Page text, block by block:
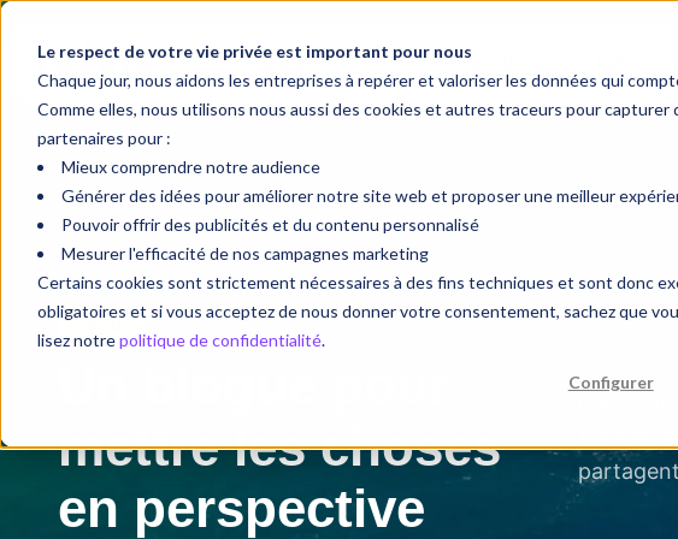
Le respect de votre vie privée est important pour nous
Chaque jour, nous aidons les entreprises à repérer et valoriser les données qui
Comme elles, nous utilisons nous aussi des cookies et autres traceurs pour
partenaires pour :
Mieux comprendre notre audience
Générer des idées pour améliorer notre site web et proposer une meilleur
Pouvoir offrir des publicités et du contenu personnalisé
Mesurer l'efficacité de nos campagnes marketing
Certains cookies sont strictement nécessaires à des fins techniques et sont donc
obligatoires et si vous acceptez de nous donner votre consentement, sachez que
lisez notrepolitique de confidentialité.
Configurer
Vos objectifs Nos expertises
Blogue
mettre les choses
en perspective